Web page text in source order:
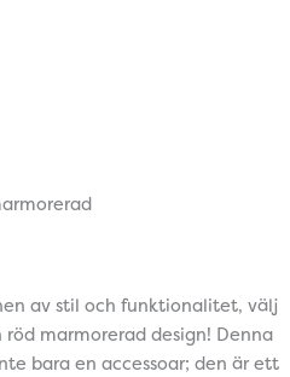
av stil och funktionalitet, välj
marmorerad design! Denna
bara en accessoar; den är ett